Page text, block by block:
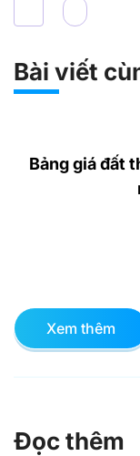
Bài viết
Bảng giá đất
Xem thêm
Đọc thêm